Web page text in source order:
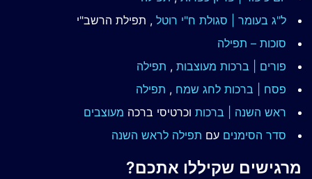
ל"ג בעומר | סגולת ח"י רוטל , תפילת הרשב"י
סוכות – תפילה
פורים | ברכות מעוצבות , תפילה
פסח | ברכות לחג שמח , תפילה
ראש השנה | ברכות וכרטיסי ברכה מעוצבים
סדר הסימנים עם תפילה לראש השנה
מרגישים שקיללו אתכם?